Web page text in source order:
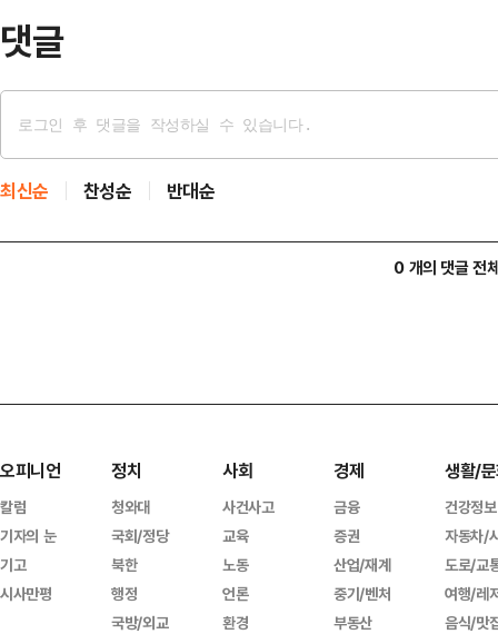
댓글
최신순 찬성순 반대순
0 개의 댓글 전
오피니언
칼럼
기자의 눈
기고
시사만평
정치
청와대
국회/정당
북한
행정
국방/외교
사회
사건사고
교육
노동
언론
환경
경제
금융
증권
산업/재계
중기/벤처
부동산
생활/
건강정보
자동차/
도로/교
여행/레
음식/맛